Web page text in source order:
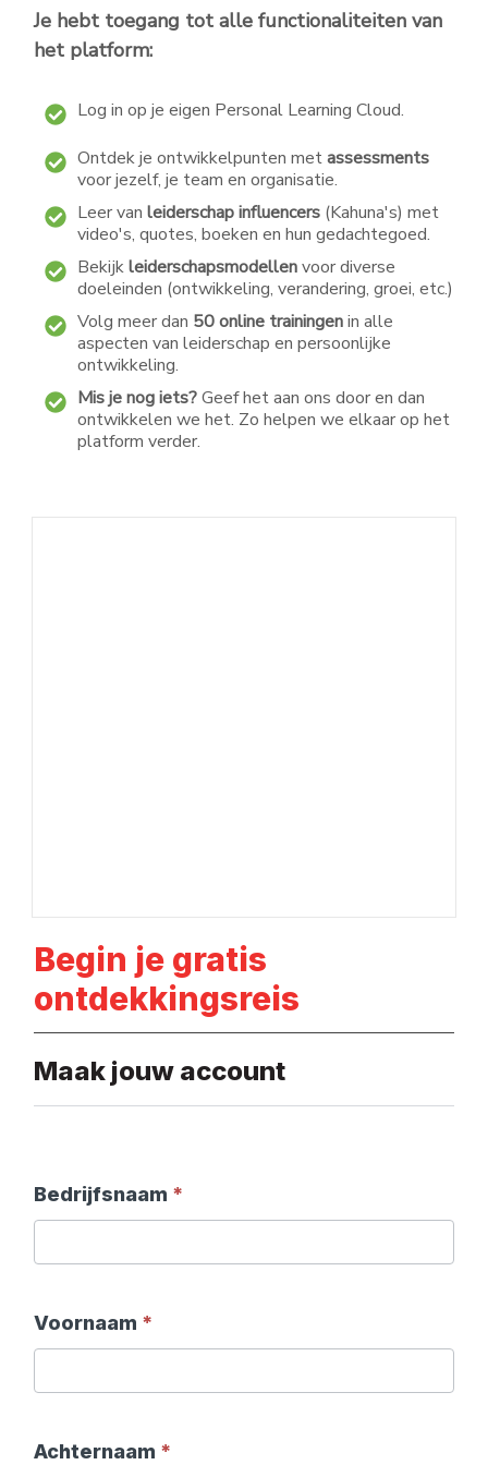
Je hebt toegang tot alle functionaliteiten van
het platform:
Log in op je eigen Personal Learning Cloud.
Ontdek je ontwikkelpunten metassessments
voor jezelf, je team en organisatie.
Leer van leiderschap influencers (Kahuna's) met
video's, quotes, boeken en hun gedachtegoed.
Bekijkleiderschapsmodellenvoor diverse
doeleinden (ontwikkeling, verandering, groei, etc.)
Volg meer dan 50 online trainingenin alle
aspecten van leiderschap en persoonlijke
ontwikkeling.
Mis je nog iets?Geef het aan ons door en dan
ontwikkelen we het. Zo helpen we elkaar op het
platform verder.
Begin je gratis
ontdekkingsreis
Maak jouw account
Bedrijfsnaam *
Voornaam *
Achternaam *